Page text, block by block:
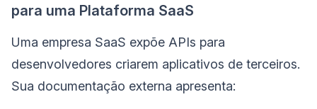
para uma Plataforma SaaS
Uma empresa SaaS expõe APIs para
desenvolvedores criarem aplicativos de terceiros.
Sua documentação externa apresenta: